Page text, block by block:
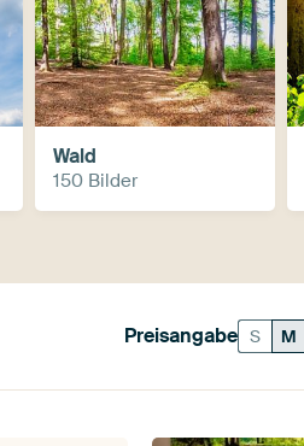
Wald
150 Bilder
Preisangabe S M